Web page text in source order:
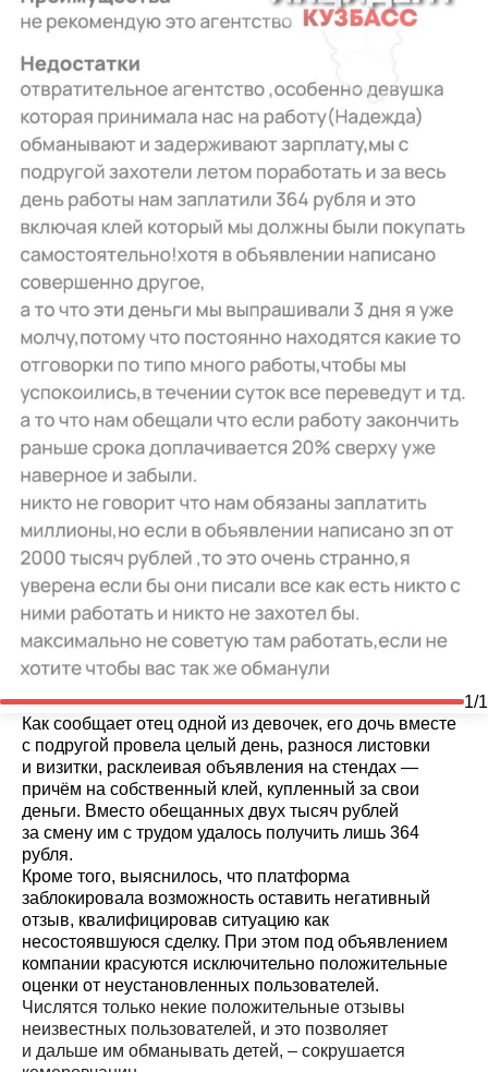
1/1
Как сообщает отец одной из девочек, его дочь вместе
с подругой провела целый день, разнося листовки
и визитки, расклеивая объявления на стендах —
причём на собственный клей, купленный за свои
деньги. Вместо обещанных двух тысяч рублей
за смену им с трудом удалось получить лишь 364
рубля.
Кроме того, выяснилось, что платформа
заблокировала возможность оставить негативный
отзыв, квалифицировав ситуацию как
несостоявшуюся сделку. При этом под объявлением
компании красуются исключительно положительные
оценки от неустановленных пользователей.
Числятся только некие положительные отзывы
неизвестных пользователей, и это позволяет
и дальше им обманывать детей, – сокрушается